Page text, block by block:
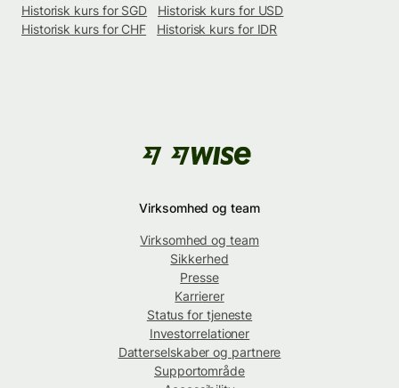
Historisk kurs for SGD
Historisk kurs for USD
Historisk kurs for CHF
Historisk kurs for IDR
Virksomhed og team
Virksomhed og team
Sikkerhed
Presse
Karrierer
Status for tjeneste
Investorrelationer
Datterselskaber og partnere
Supportområde